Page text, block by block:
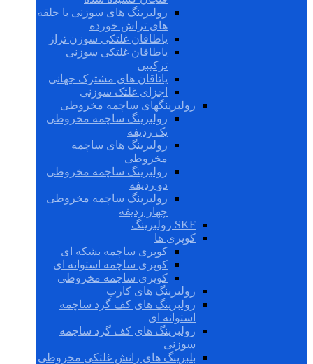
رولبرینگ های سوزنی با حلقه
های تراش خورده
یاطاقان غلتکی سوزن تراز
یاطاقان غلتکی سوزنی
ترکیبی
یاتاقان های مشترک جهانی
اجزای غلتک سوزنی
رولبرینگهای ساچمه مخروطی
رولبرینگ ساچمه مخروطی
یک ردیفه
رولبرینگ های ساچمه
مخروطی
رولبرینگ ساچمه مخروطی
دو ردیفه
رولبرینگ ساچمه مخروطی
چهار ردیفه
SKF رولبرینگ
کوپری ها
کوپری ساچمه بشکه ای
کوپری ساچمه استوانه ای
کوپری ساچمه مخروطی
رولبرینگ های کارب
رولبرینگ های کف گرد ساچمه
استوانه ای
رولبرینگ های کف گرد ساچمه
سوزنی
بلبرینگ های رانش غلتکی مخروطی